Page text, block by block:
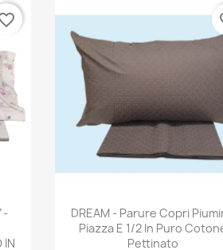
-
IN
Anteprima
DREAM - Parure Copri
Piazza E 1/2 In Puro
Pettinato